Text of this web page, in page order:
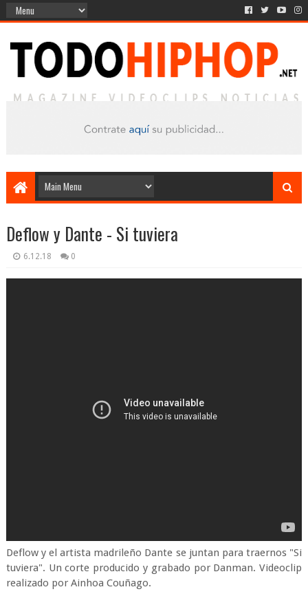
Deflow y Dante - Si tuviera
6.12.18 0
Deflow y el artista madrileño Dante se juntan para traernos "Si
tuviera". Un corte producido y grabado por Danman. Videoclip
realizado por Ainhoa Couñago.